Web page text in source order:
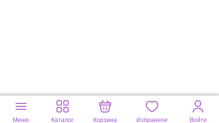
Меню Каталог Корзина Избранное Войти